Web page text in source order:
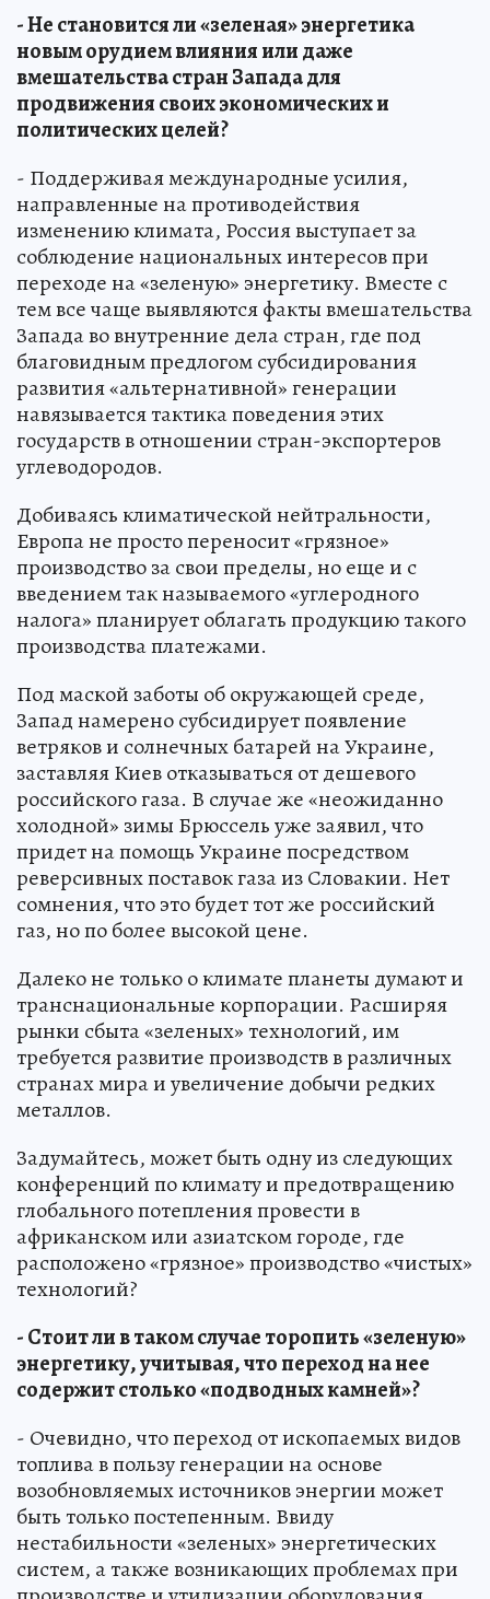
- Не становится ли «зеленая» энергетика
новым орудием влияния или даже
вмешательства стран Запада для
продвижения своих экономических и
политических целей?
- Поддерживая международные усилия,
направленные на противодействия
изменению климата, Россия выступает за
соблюдение национальных интересов при
переходе на «зеленую» энергетику. Вместе с
тем все чаще выявляются факты вмешательства
Запада во внутренние дела стран, где под
благовидным предлогом субсидирования
развития «альтернативной» генерации
навязывается тактика поведения этих
государств в отношении стран-экспортеров
углеводородов.
Добиваясь климатической нейтральности,
Европа не просто переносит «грязное»
производство за свои пределы, но еще и с
введением так называемого «углеродного
налога» планирует облагать продукцию такого
производства платежами.
Под маской заботы об окружающей среде,
Запад намерено субсидирует появление
ветряков и солнечных батарей на Украине,
заставляя Киев отказываться от дешевого
российского газа. В случае же «неожиданно
холодной» зимы Брюссель уже заявил, что
придет на помощь Украине посредством
реверсивных поставок газа из Словакии. Нет
сомнения, что это будет тот же российский
газ, но по более высокой цене.
Далеко не только о климате планеты думают и
транснациональные корпорации. Расширяя
рынки сбыта «зеленых» технологий, им
требуется развитие производств в различных
странах мира и увеличение добычи редких
металлов.
Задумайтесь, может быть одну из следующих
конференций по климату и предотвращению
глобального потепления провести в
африканском или азиатском городе, где
расположено «грязное» производство «чистых»
технологий?
- Стоит ли в таком случае торопить «зеленую»
энергетику, учитывая, что переход на нее
содержит столько «подводных камней»?
- Очевидно, что переход от ископаемых видов
топлива в пользу генерации на основе
возобновляемых источников энергии может
быть только постепенным. Ввиду
нестабильности «зеленых» энергетических
систем, а также возникающих проблемах при